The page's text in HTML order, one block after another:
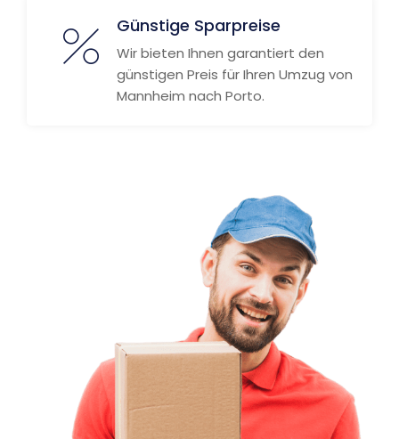
Günstige Sparpreise
Wir bieten Ihnen garantiert den
günstigen Preis für Ihren Umzug von
Mannheim nach Porto.